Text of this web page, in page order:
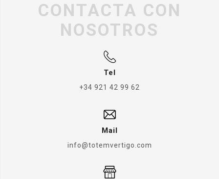
CONTACTA CON
NOSOTROS
Tel
+34 921 42 99 62
Mail
info@totemvertigo.com